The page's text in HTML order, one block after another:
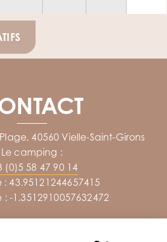
40560 Vielle-Saint-Girons
Le camping :
(0)5 58 47 90 14
: 43.95121244657415
-1.3512910057632472